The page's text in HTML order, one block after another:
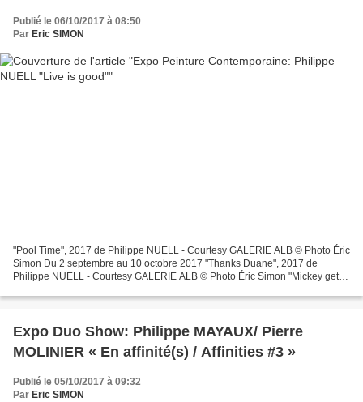
Publié le 06/10/2017 à 08:50
Par Eric SIMON
"Pool Time", 2017 de Philippe NUELL - Courtesy GALERIE ALB © Photo Éric
Simon Du 2 septembre au 10 octobre 2017 "Thanks Duane", 2017 de
Philippe NUELL - Courtesy GALERIE ALB © Photo Éric Simon "Mickey gets
Expo Duo Show: Philippe MAYAUX/ Pierre
MOLINIER « En affinité(s) / Affinities #3 »
Publié le 05/10/2017 à 09:32
Par Eric SIMON